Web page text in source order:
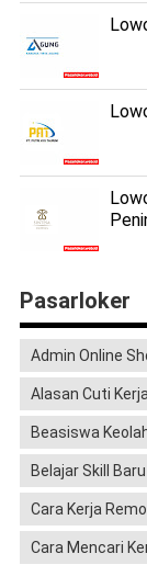
Pasarloker
Admin Online
Alasan Cuti Kerja
Beasiswa
Belajar Skill Baru
Cara Kerja
Cara Mencari